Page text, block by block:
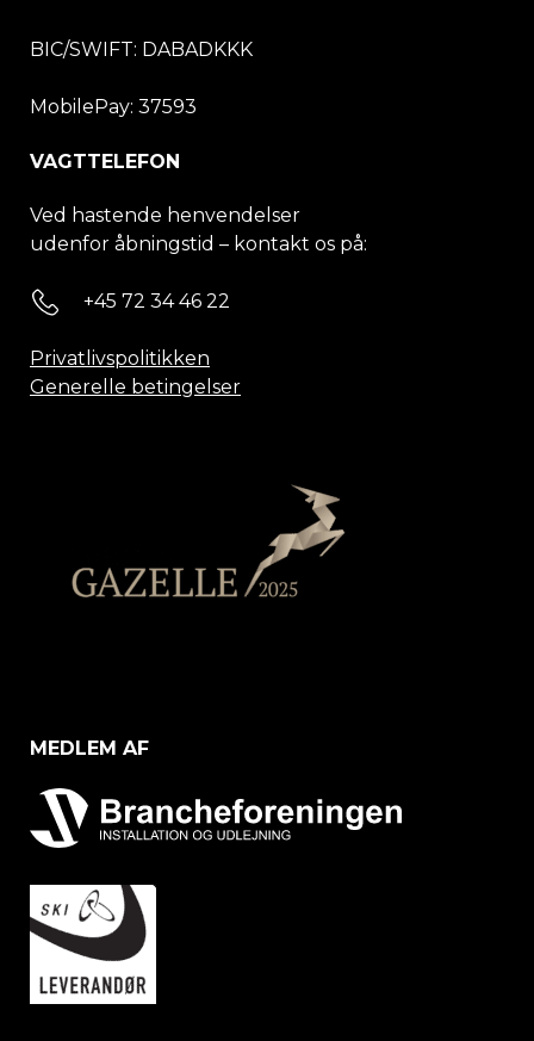
BIC/SWIFT: DABADKKK
MobilePay: 37593
VAGTTELEFON
Ved hastende henvendelser
udenfor åbningstid – kontakt os på:
+45 72 34 46 22
Privatlivspolitikken
Generelle betingelser
MEDLEM AF